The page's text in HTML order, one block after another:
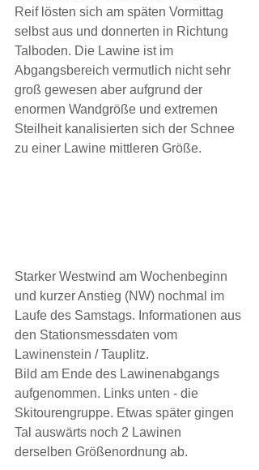
Reif lösten sich am späten Vormittag
selbst aus und donnerten in Richtung
Talboden. Die Lawine ist im
Abgangsbereich vermutlich nicht sehr
groß gewesen aber aufgrund der
enormen Wandgröße und extremen
Steilheit kanalisierten sich der Schnee
zu einer Lawine mittleren Größe.
Starker Westwind am Wochenbeginn
und kurzer Anstieg (NW) nochmal im
Laufe des Samstags. Informationen aus
den Stationsmessdaten vom
Lawinenstein / Tauplitz.
Bild am Ende des Lawinenabgangs
aufgenommen. Links unten - die
Skitourengruppe. Etwas später gingen
Tal auswärts noch 2 Lawinen
derselben Größenordnung ab.